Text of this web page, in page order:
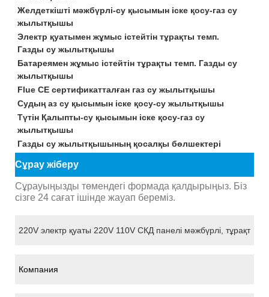
Желдеткішті мәжбүрлі-су қысымын іске қосу-газ су
жылытқышы
Электр қуатымен жұмыс істейтін тұрақты темп.
Газды су жылытқышы
Батареямен жұмыс істейтін тұрақты темп. Газды су
жылытқышы
Flue CE сертификатталған газ су жылытқышы
Судың аз су қысымын іске қосу-су жылытқышы
Түтін Қалыпты-су қысымын іске қосу-газ су
жылытқышы
Газды су жылытқышының қосалқы бөлшектері
Сұрау жіберу
Сұрауыңызды төмендегі формада қалдырыңыз. Біз
сізге 24 сағат ішінде жауап береміз.